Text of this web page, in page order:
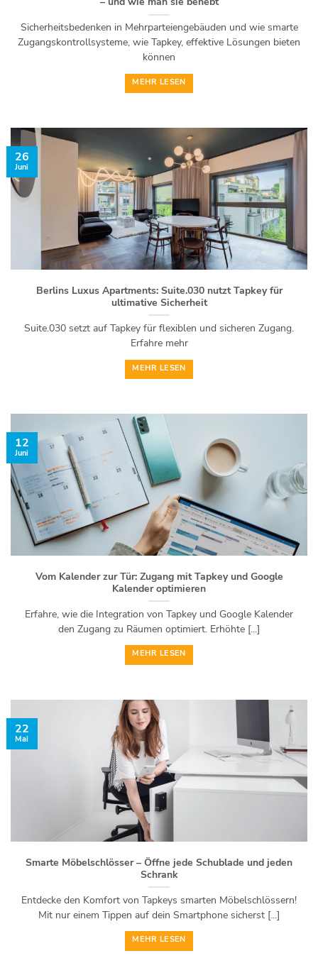
Sicherheitsbedenken in Mehrparteiengebäuden und wie smarte
Zugangskontrollsysteme, wie Tapkey, effektive Lösungen bieten
können
MEHR LESEN
Berlins Luxus Apartments: Suite.030 nutzt Tapkey für
ultimative Sicherheit
Suite.030 setzt auf Tapkey für flexiblen und sicheren Zugang.
Erfahre mehr
MEHR LESEN
26
Juni
Vom Kalender zur Tür: Zugang mit Tapkey und Google
Kalender optimieren
Erfahre, wie die Integration von Tapkey und Google Kalender
den Zugang zu Räumen optimiert. Erhöhte [...]
MEHR LESEN
12
Juni
Smarte Möbelschlösser – Öffne jede Schublade und jeden
Schrank
Entdecke den Komfort von Tapkeys smarten Möbelschlössern!
Mit nur einem Tippen auf dein Smartphone sicherst [...]
MEHR LESEN
22
Mai